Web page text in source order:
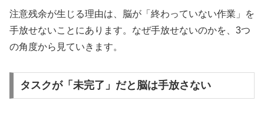
注意残余が生じる理由は、脳が「終わっていない作業」を
手放せないことにあります。なぜ手放せないのかを、3つ
の角度から見ていきます。
タスクが「未完了」だと脳は手放さない